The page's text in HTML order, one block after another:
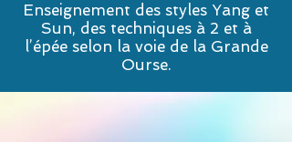
Enseignement des styles Yang et
Sun, des techniques à 2 et à
l’épée selon la voie de la Grande
Ourse.